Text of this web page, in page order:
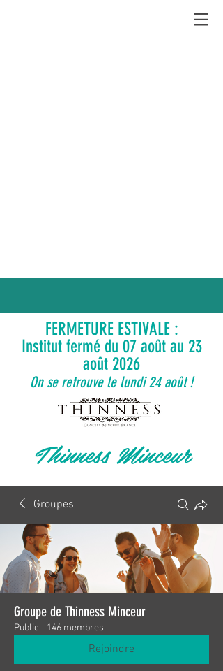
FERMETURE ESTIVALE :
Institut fermé du 07 août au 23
août 2026
On se retrouve le lundi 24 août !
Thinness Minceur
Groupes
Groupe de Thinness Minceur
Public · 146 membres
Rejoindre